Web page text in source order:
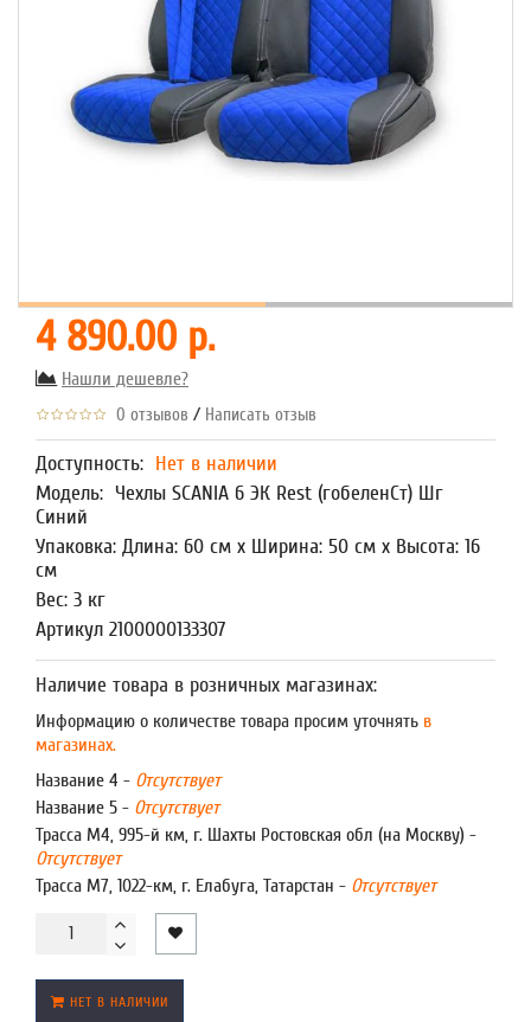
4 890.00 р.
Нашли дешевле?
0 отзывов / Написать отзыв
Доступность: Нет в наличии
Модель: Чехлы SCANIA 6 ЭК Rest (гобеленСт) Шг
Синий
Упаковка: Длина: 60 см x Ширина: 50 см x Высота: 16
см
Вес: 3 кг
Артикул 2100000133307
Наличие товара в розничных магазинах:
Информацию о количестве товара просим уточнять в
магазинах.
Название 4 - Отсутствует
Название 5 - Отсутствует
Трасса М4, 995-й км, г. Шахты Ростовская обл (на Москву) -
Отсутствует
Трасса М7, 1022-км, г. Елабуга, Татарстан - Отсутствует
НЕТ В НАЛИЧИИ